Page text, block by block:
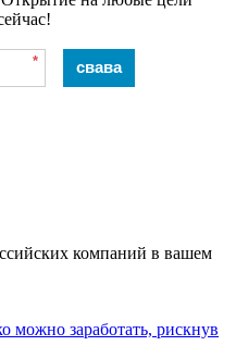
* свава
компаний в вашем